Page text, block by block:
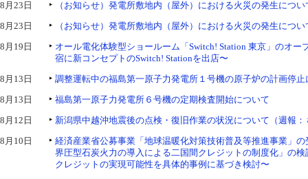
8月23日
（お知らせ）発電所敷地内（屋外）における火災の発生につ
8月23日
（お知らせ）発電所敷地内（屋外）における火災の発生につ
8月19日
オール電化体験型ショールーム「Switch! Station 東京」のオー
宿に新コンセプトのSwitch! Stationを出店〜
8月13日
調整運転中の福島第一原子力発電所１号機の原子炉の計画停止
8月13日
福島第一原子力発電所６号機の定期検査開始について
8月12日
新潟県中越沖地震後の点検・復旧作業の状況について（週報：
8月10日
経済産業省公募事業「地球温暖化対策技術普及等推進事業」
界圧型石炭火力の導入による二国間クレジットの制度化」の
クレジットの実現可能性を具体的事例に基づき検討〜